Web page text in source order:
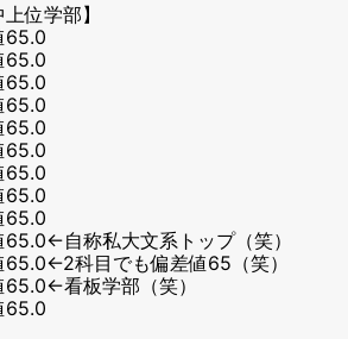
位学部】
自称私大文系トップ（笑）
科目でも偏差値65（笑）
看板学部（笑）